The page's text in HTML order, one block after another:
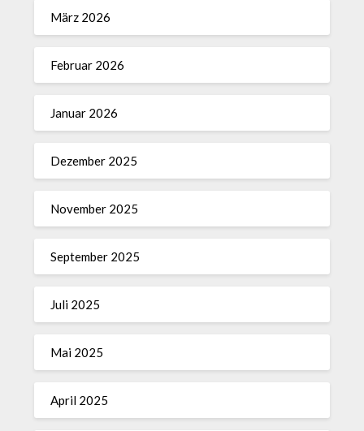
März 2026
Februar 2026
Januar 2026
Dezember 2025
November 2025
September 2025
Juli 2025
Mai 2025
April 2025